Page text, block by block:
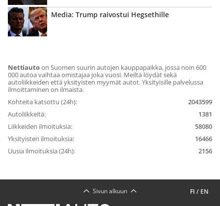
Media: Trump raivostui Hegsethille
Nettiautoon Suomen suurin autojen kauppapaikka, jossa noin 600
000 autoa vaihtaa omistajaa joka vuosi. Meiltä löydät sekä
autoliikkeiden että yksityisten myymät autot. Yksityisille palvelussa
ilmoittaminen on ilmaista.
Kohteita katsottu (24h):
2043599
Autoliikkeitä:
1381
Liikkeiden ilmoituksia:
58080
Yksityisten ilmoituksia:
16466
Uusia ilmoituksia (24h):
2156
FI / EN
Sivun alkuun